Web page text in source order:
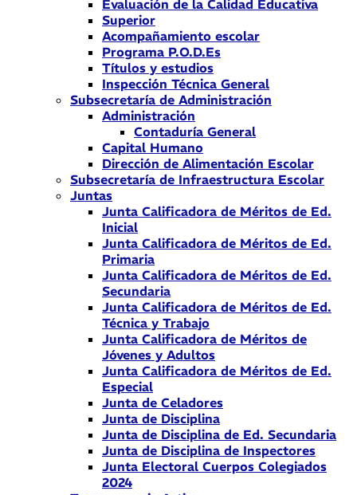
Evaluación de la Calidad Educativa
Superior
Acompañamiento escolar
Programa P.O.D.Es
Títulos y estudios
Inspección Técnica General
Subsecretaría de Administración
Administración
Contaduría General
Capital Humano
Dirección de Alimentación Escolar
Subsecretaría de Infraestructura Escolar
Juntas
Junta Calificadora de Méritos de Ed.
Inicial
Junta Calificadora de Méritos de Ed.
Primaria
Junta Calificadora de Méritos de Ed.
Secundaria
Junta Calificadora de Méritos de Ed.
Técnica y Trabajo
Junta Calificadora de Méritos de
Jóvenes y Adultos
Junta Calificadora de Méritos de Ed.
Especial
Junta de Celadores
Junta de Disciplina
Junta de Disciplina de Ed. Secundaria
Junta de Disciplina de Inspectores
Junta Electoral Cuerpos Colegiados
2024